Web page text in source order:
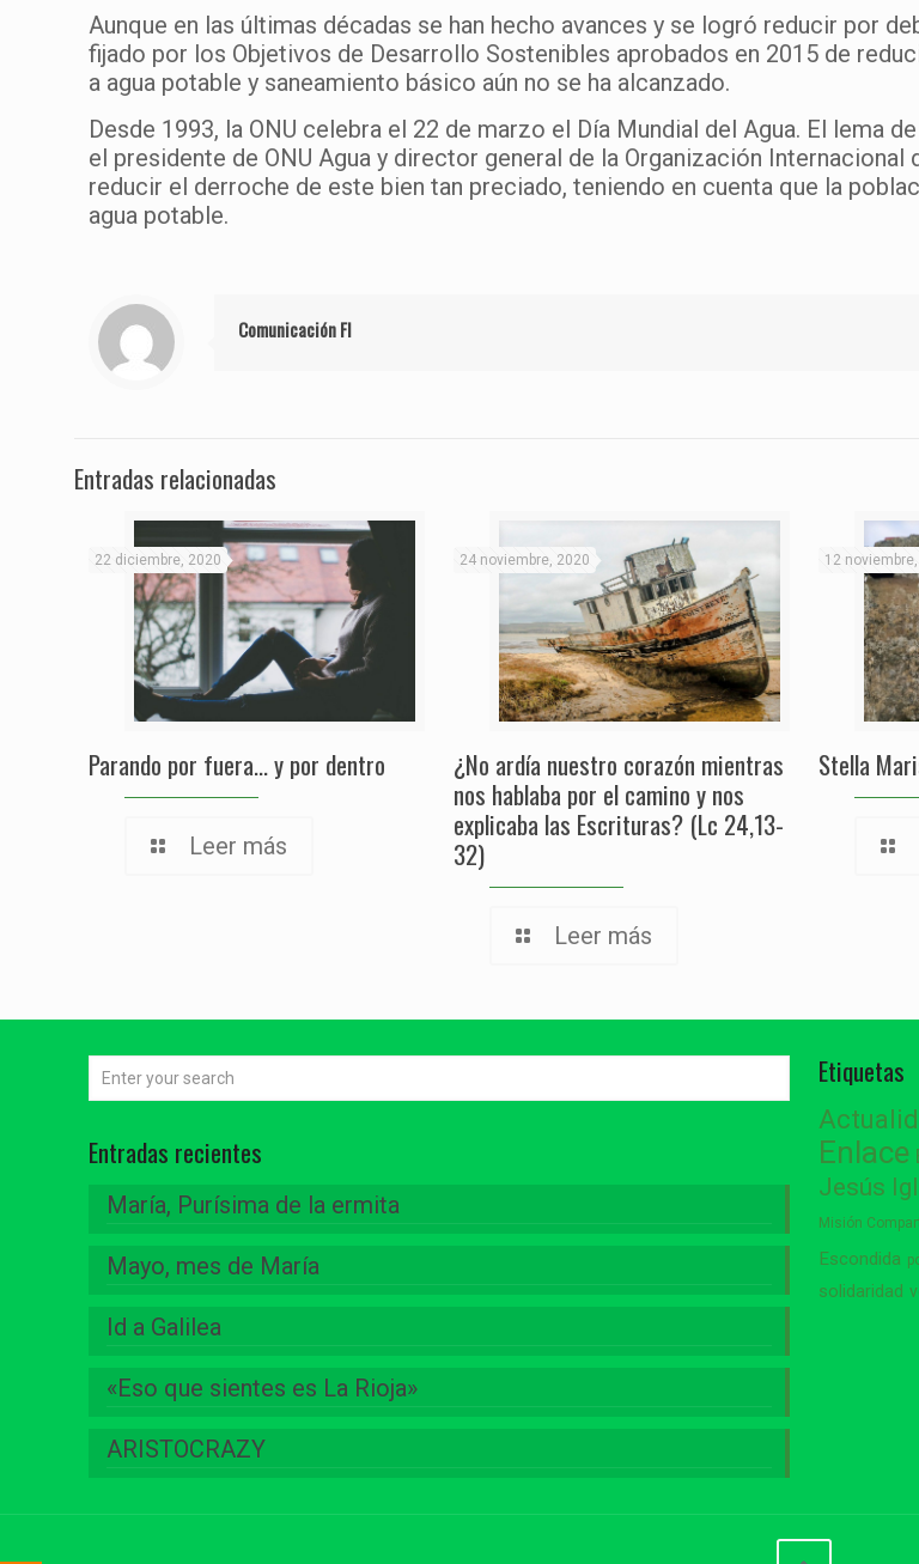
Aunque en las últimas décadas se han hecho avances y se logró reducir por
fijado por los Objetivos de Desarrollo Sostenibles aprobados en 2015 de
a agua potable y saneamiento básico aún no se ha alcanzado.
Desde 1993, la ONU celebra el 22 de marzo el Día Mundial del Agua. El lema
el presidente de ONU Agua y director general de la Organización Internacional
reducir el derroche de este bien tan preciado, teniendo en cuenta que la
agua potable.
Comunicación FI
Entradas relacionadas
22 diciembre, 2020
Parando por fuera… y por dentro
Leer más
24 noviembre, 2020
¿No ardía nuestro corazón mientras
nos hablaba por el camino y nos
explicaba las Escrituras? (Lc 24,13-
32)
Leer más
12
Stella
Entradas recientes
María, Purísima de la ermita
Mayo, mes de María
Id a Galilea
«Eso que sientes es La Rioja»
ARISTOCRAZY
Etiquetas
Enlace
Jesús
Misión
Escondida
solidaridad